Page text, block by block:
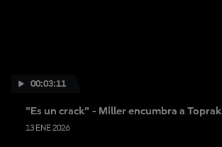
00:03:11
"Es un crack" - Miller encumbra a Toprak
13 ENE 2026